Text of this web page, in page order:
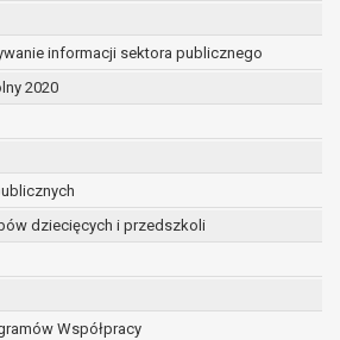
informacji sektora publicznego
2020
dziecięcych i przedszkoli
Współpracy
(tzw. prawo do bycia
na podstawie art. 17 RODO,
gdy:
nie są już niezbędne do celów,
przetwarzane,
której dane dotyczą, wniosła
wobec przetwarzania
której dane dotyczą wycofała
która jest podstawą